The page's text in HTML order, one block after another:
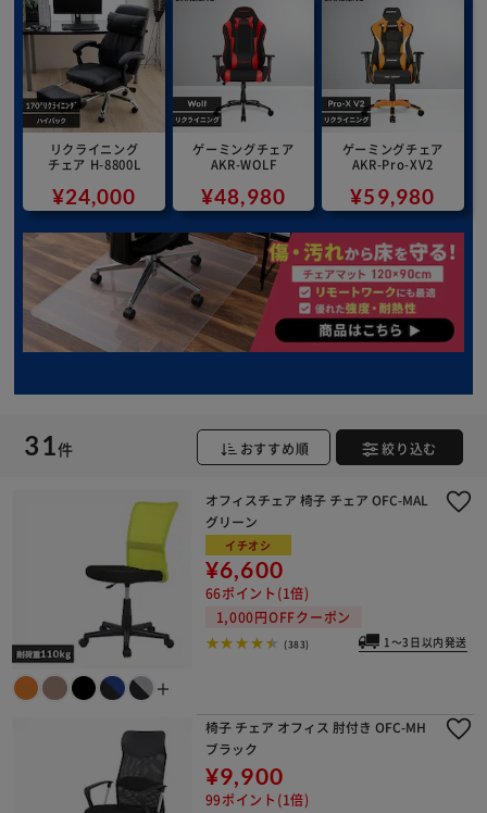
リクライニング
チェア H-8800L
¥24,000
ゲーミングチェア
AKR-WOLF
¥48,980
ゲーミングチェア
AKR-Pro-XV2
¥59,980
31件 おすすめ順 絞り込む
＋
オフィスチェア 椅子 チェア OFC-MAL
グリーン
イチオシ
¥6,600
66ポイント(1倍)
1,000円OFFクーポン
(383) 1～3日以内発送
椅子 チェア オフィス 肘付き OFC-MH
ブラック
¥9,900
99ポイント(1倍)